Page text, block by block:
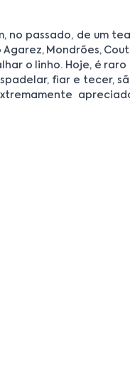
no passado, de um
Mondrões,
o linho. Hoje, é raro
fiar e tecer,